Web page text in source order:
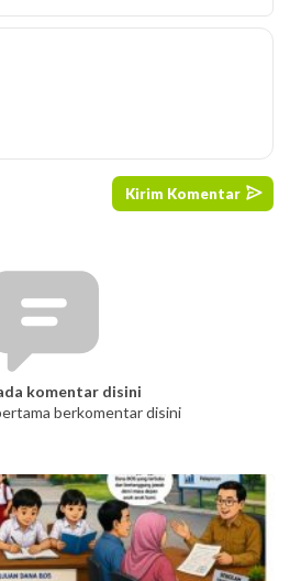
komentar disini
berkomentar disini